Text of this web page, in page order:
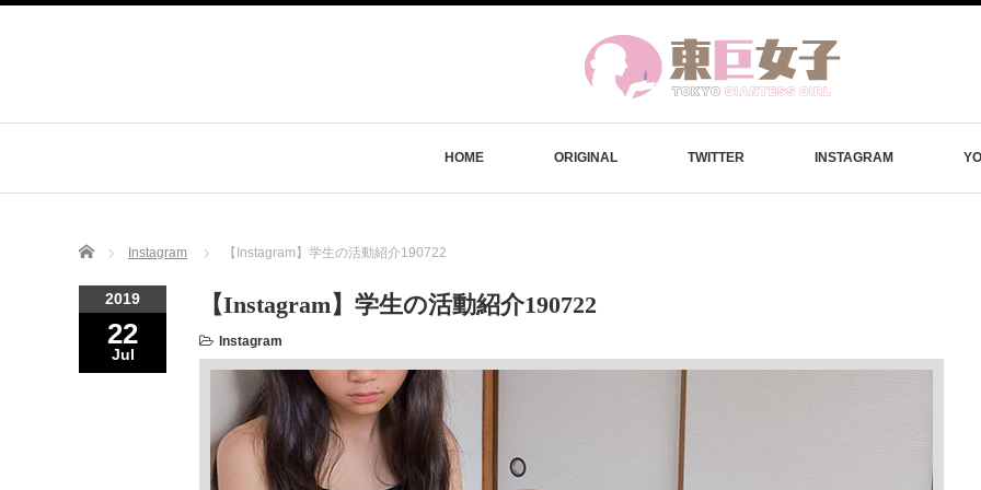
HOME ORIGINAL TWITTER INSTAGRAM
Home Instagram 【Instagram】学生の活動紹介190722
2019
22
Jul
【Instagram】学生の活動紹介190722
Instagram